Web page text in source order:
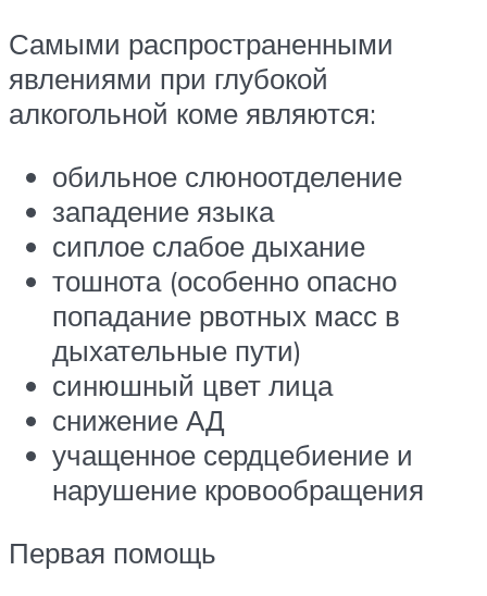
Самыми распространенными
явлениями при глубокой
алкогольной коме являются:
обильное слюноотделение
западение языка
сиплое слабое дыхание
тошнота (особенно опасно
попадание рвотных масс в
дыхательные пути)
синюшный цвет лица
снижение АД
учащенное сердцебиение и
нарушение кровообращения
Первая помощь